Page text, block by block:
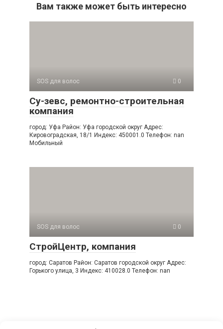
Вам также может быть интересно
SOS для волос 0
Су-зевс, ремонтно-строительная
компания
город: Уфа Район: Уфа городской округ Адрес:
Кировоградская, 18/1 Индекс: 450001.0 Телефон: nan
Мобильный
SOS для волос 0
СтройЦентр, компания
город: Саратов Район: Саратов городской округ Адрес:
Горького улица, 3 Индекс: 410028.0 Телефон: nan